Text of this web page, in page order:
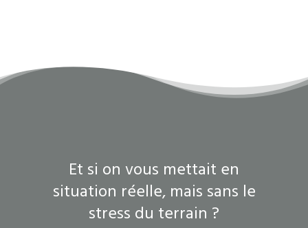
Et si on vous mettait en
situation réelle, mais sans le
stress du terrain ?